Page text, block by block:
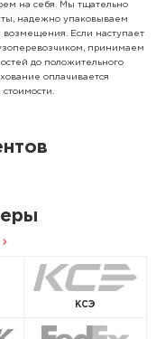
на себя. Мы тщательно
надежно упаковываем
возмещения. Если наступает
принимаем
до положительного
оплачивается
стоимости.
КСЭ